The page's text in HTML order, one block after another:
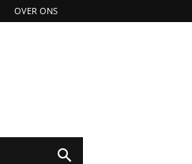
OVER ONS